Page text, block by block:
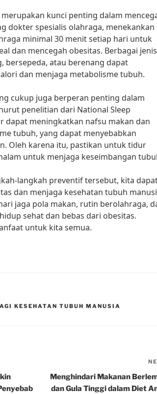
kunci penting dalam
dokter spesialis olahraga, menekankan
minimal 30 menit setiap hari untuk
dan mencegah obesitas. Berbagai jenis
bersepeda, atau berenang dapat
dan menjaga metabolisme tubuh.
cukup juga berperan penting dalam
penelitian dari National Sleep
dapat meningkatkan nafsu makan dan
tubuh, yang dapat menyebabkan
Oleh karena itu, pastikan untuk tidur
untuk menjaga keseimbangan
langkah preventif tersebut, kita
dan menjaga kesehatan tubuh
jaga pola makan, rutin berolahraga,
sehat dan bebas dari obesitas.
untuk kita semua.
KESEHATAN TUBUH MANUSIA
Menghindari Makanan
dan Gula Tinggi dalam Diet